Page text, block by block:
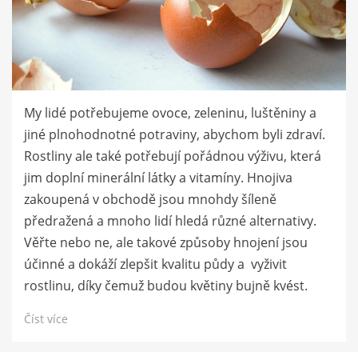
My lidé potřebujeme ovoce, zeleninu, luštěniny a
jiné plnohodnotné potraviny, abychom byli zdraví.
Rostliny ale také potřebují pořádnou výživu, která
jim doplní minerální látky a vitamíny. Hnojiva
zakoupená v obchodě jsou mnohdy šíleně
předražená a mnoho lidí hledá různé alternativy.
Věřte nebo ne, ale takové způsoby hnojení jsou
účinné a dokáží zlepšit kvalitu půdy a vyživit
rostlinu, díky čemuž budou květiny bujně kvést.
Číst více